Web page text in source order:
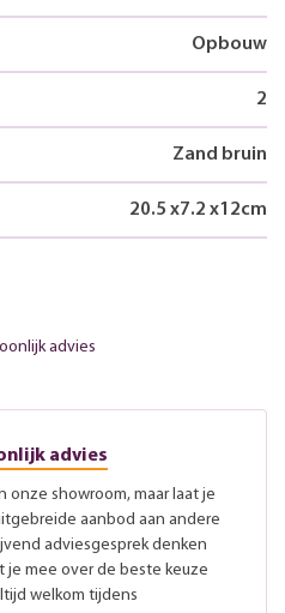
Opbouw
2
Zand bruin
20.5 x7.2 x12cm
advies
advies
onze showroom, maar laat je
aanbod aan andere
adviesgesprek denken
je mee over de beste keuze
welkom tijdens